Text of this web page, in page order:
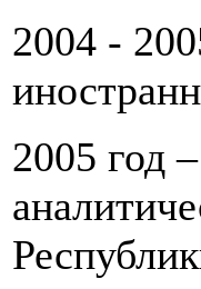
2004 -
2005 год